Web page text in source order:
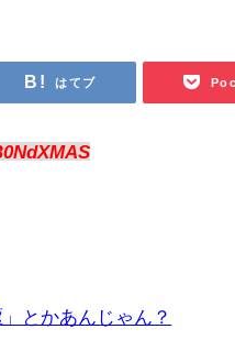
はてブ
とかあんじゃん？